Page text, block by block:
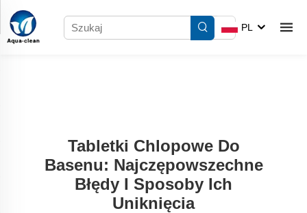
PL
Tabletki Chlорowe Do
Basenu: Najczępowszechne
Błędy I Sposoby Ich
Uniknięcia